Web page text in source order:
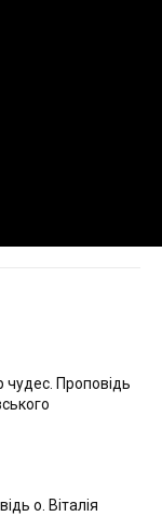
чудес. Проповідь
о. Віталія